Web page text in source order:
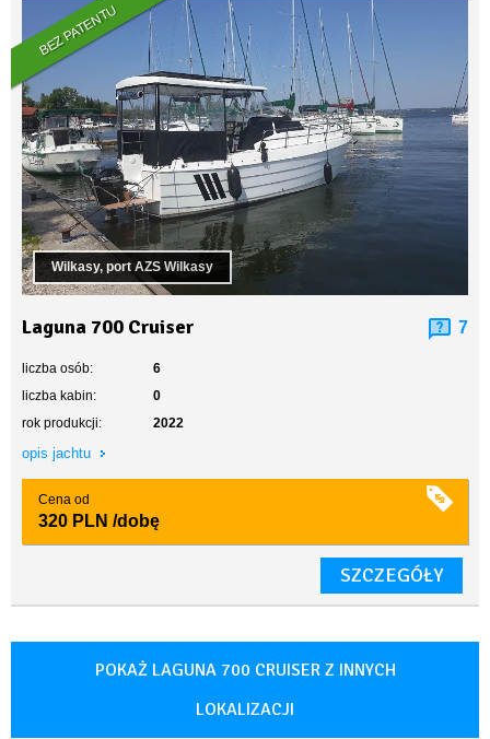
BEZ PATENTU
Wilkasy, port AZS Wilkasy
Laguna 700 Cruiser 7
liczba osób:
6
liczba kabin:
0
rok produkcji:
2022
opis jachtu
Cena od
320 PLN /dobę
SZCZEGÓŁY
POKAŻ LAGUNA 700 CRUISER Z INNYCH
LOKALIZACJI